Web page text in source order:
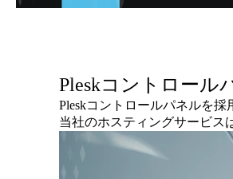
Pleskコントロール
Pleskコントロールパネルを採
当社のホスティングサービス